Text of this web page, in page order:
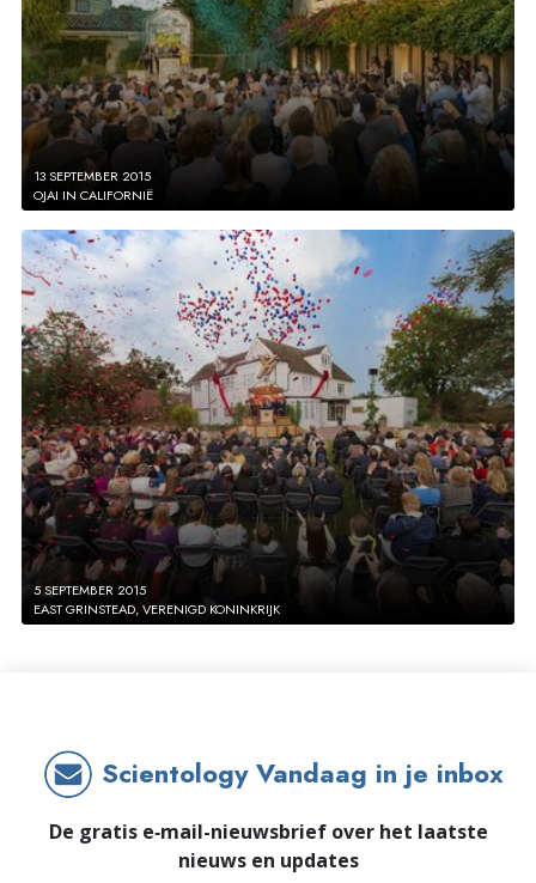
13 SEPTEMBER 2015
OJAI IN CALIFORNIË
5 SEPTEMBER 2015
EAST GRINSTEAD, VERENIGD KONINKRIJK
Scientology Vandaag in je inbox
De gratis e‑mail-nieuwsbrief over het laatste
nieuws en updates